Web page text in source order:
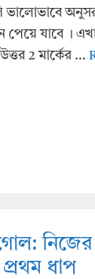
ভালোভাবে
যাবে ।
2 মার্কের …
ধাপ